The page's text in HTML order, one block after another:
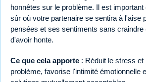
honnêtes sur le problème. Il est
sûr où votre partenaire se sentira à l'aise
pensées et ses sentiments sans craindre
d'avoir honte.
Ce que cela apporte : Réduit le stress et
problème, favorise l'intimité émotionnelle